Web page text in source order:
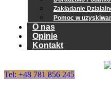
Zakładanie
Pomoc w
O nas
Opinie
Kontakt
Tel: +48 781 856 245